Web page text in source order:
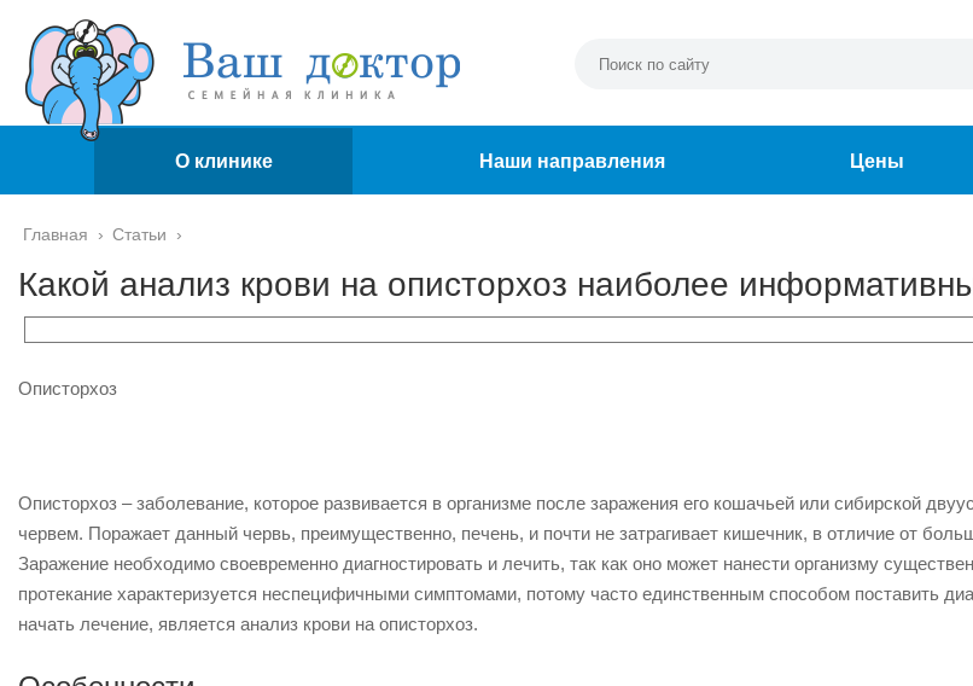
О клинике Наши направления Цены
Главная › Статьи ›
Какой анализ крови на описторхоз наиболее
Описторхоз
Описторхоз – заболевание, которое развивается в организме после заражения его кошачьей или сибирской
червем. Поражает данный червь, преимущественно, печень, и почти не затрагивает кишечник, в отличие от
Заражение необходимо своевременно диагностировать и лечить, так как оно может нанести организму
протекание характеризуется неспецифичными симптомами, потому часто единственным способом поставить
начать лечение, является анализ крови на описторхоз.